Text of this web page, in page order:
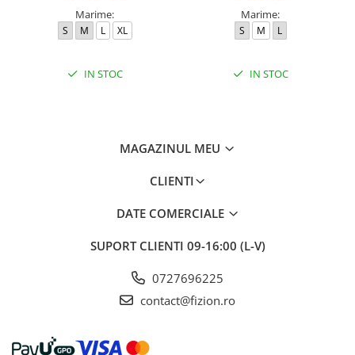
Marime:
S M L XL
IN STOC
Marime:
S M L
IN STOC
MAGAZINUL MEU
CLIENTI
DATE COMERCIALE
SUPORT CLIENTI 09-16:00 (L-V)
0727696225
contact@fizion.ro